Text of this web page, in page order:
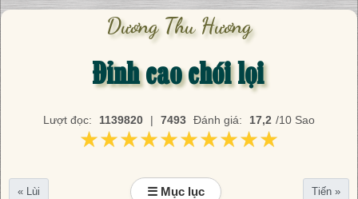
Dương Thu Hương
Đỉnh cao chói lọi
Lượt đọc: 1139820 | 7493 Đánh giá: 17,2 /10 Sao
★★★★★★★★★★
★★★★★★★★★★
« Lùi ☰ Mục lục Tiến »